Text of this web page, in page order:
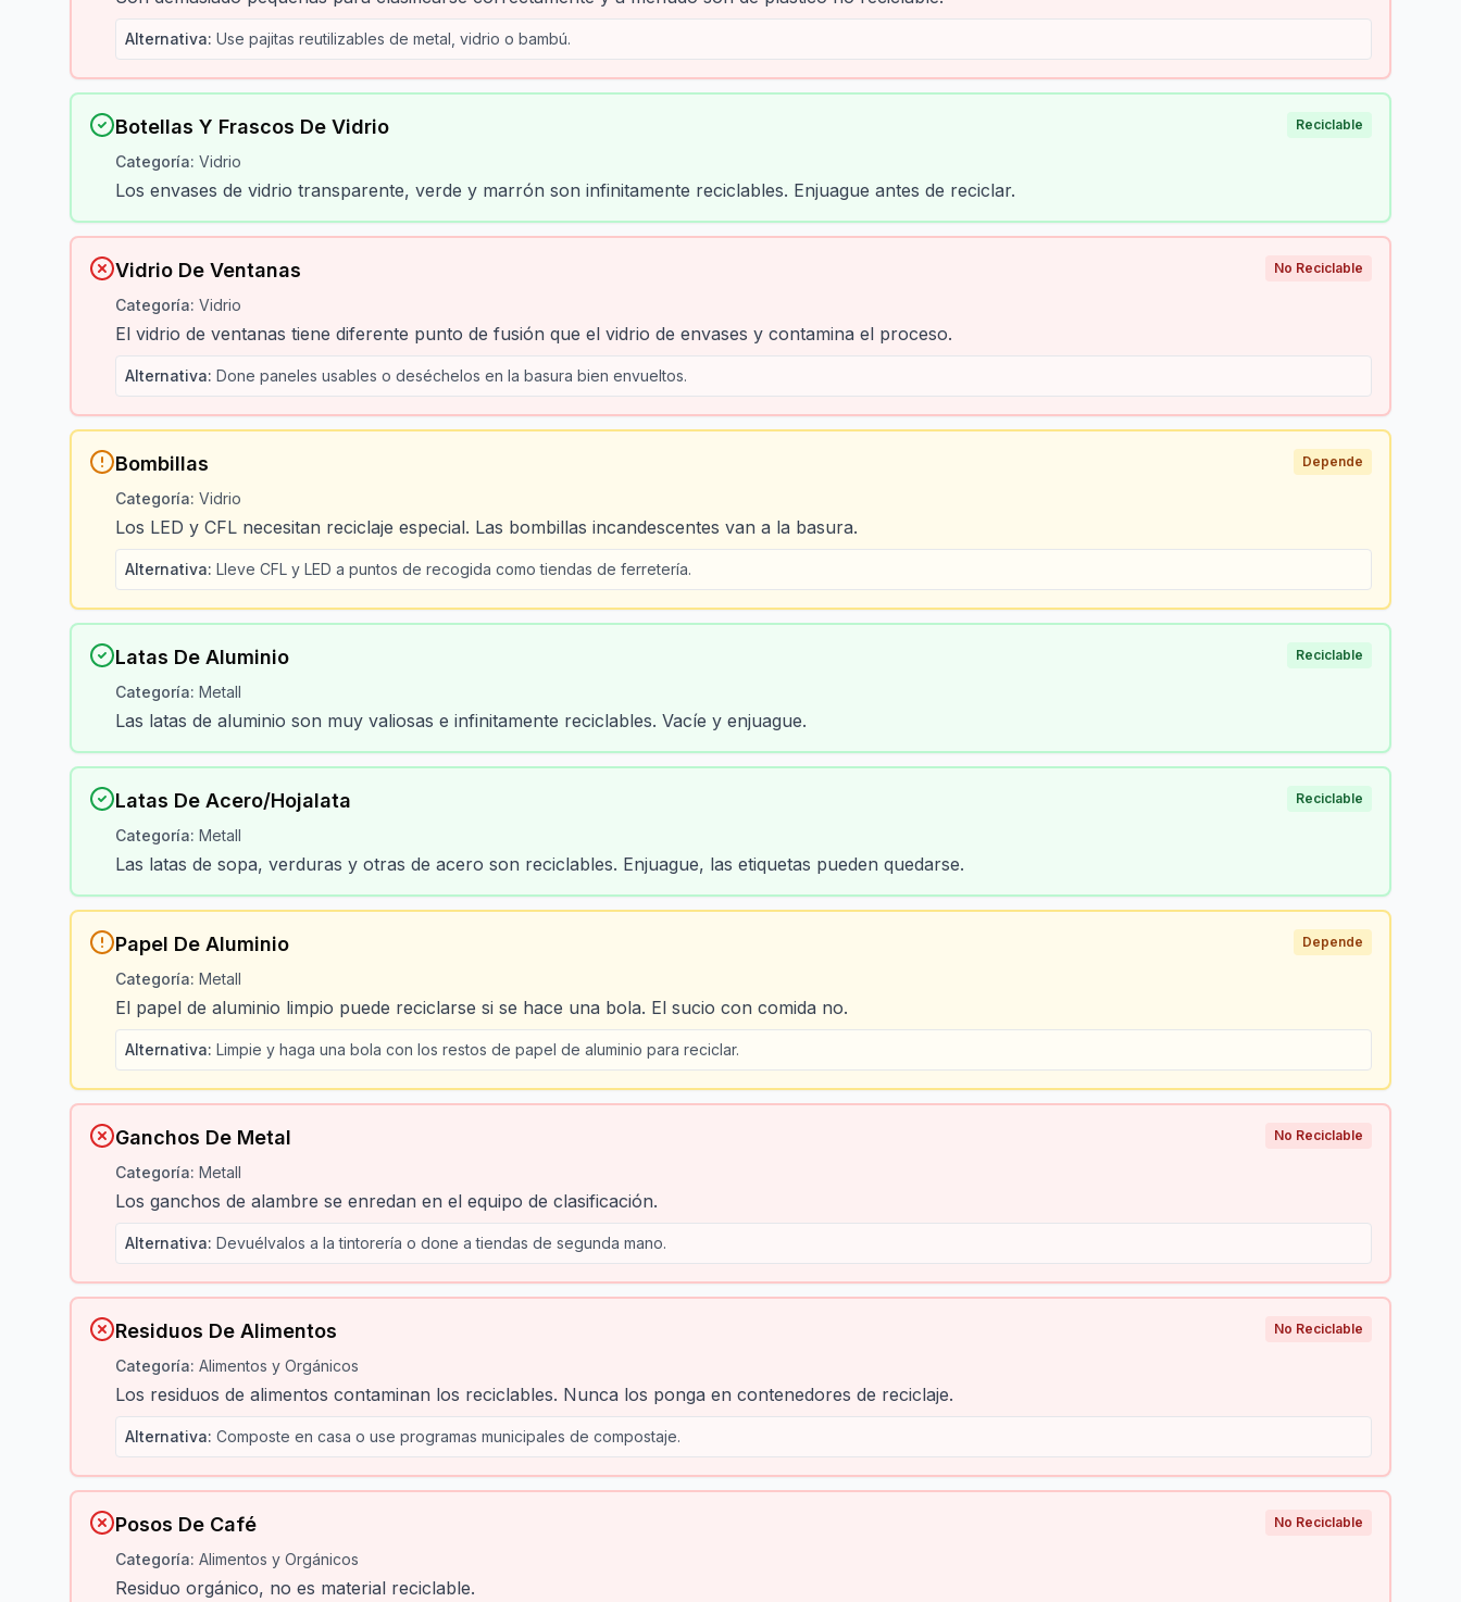
Alternativa: Use pajitas reutilizables de metal, vidrio o bambú.
Botellas Y Frascos De Vidrio Reciclable
Categoría: Vidrio
Los envases de vidrio transparente, verde y marrón son infinitamente reciclables. Enjuague antes de reciclar.
Vidrio De Ventanas No Reciclable
Categoría: Vidrio
El vidrio de ventanas tiene diferente punto de fusión que el vidrio de envases y contamina el proceso.
Alternativa: Done paneles usables o deséchelos en la basura bien envueltos.
Bombillas Depende
Categoría: Vidrio
Los LED y CFL necesitan reciclaje especial. Las bombillas incandescentes van a la basura.
Alternativa: Lleve CFL y LED a puntos de recogida como tiendas de ferretería.
Latas De Aluminio Reciclable
Categoría: Metall
Las latas de aluminio son muy valiosas e infinitamente reciclables. Vacíe y enjuague.
Latas De Acero/hojalata Reciclable
Categoría: Metall
Las latas de sopa, verduras y otras de acero son reciclables. Enjuague, las etiquetas pueden quedarse.
Papel De Aluminio Depende
Categoría: Metall
El papel de aluminio limpio puede reciclarse si se hace una bola. El sucio con comida no.
Alternativa: Limpie y haga una bola con los restos de papel de aluminio para reciclar.
Ganchos De Metal No Reciclable
Categoría: Metall
Los ganchos de alambre se enredan en el equipo de clasificación.
Alternativa: Devuélvalos a la tintorería o done a tiendas de segunda mano.
Residuos De Alimentos No Reciclable
Categoría: Alimentos y Orgánicos
Los residuos de alimentos contaminan los reciclables. Nunca los ponga en contenedores de reciclaje.
Alternativa: Composte en casa o use programas municipales de compostaje.
Posos De Café No Reciclable
Categoría: Alimentos y Orgánicos
Residuo orgánico, no es material reciclable.